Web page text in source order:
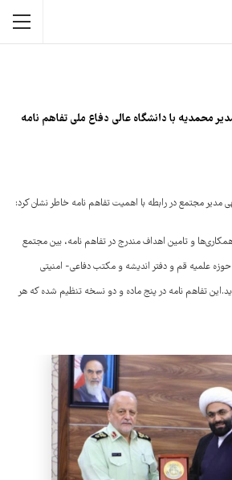
محمدیه با دانشگاه عالی دفاع ملی تفاهم نامه
مدیر مجتمع در رابطه با اهمیت تفاهم نامه خاطر نشان کرد:
و تامین اهداف مندرج در تفاهم نامه، بین مجتمع
علمیه قم و دفتر اندیشه و مکتب دفاعی- امنیتی
تفاهم نامه در پنج ماده و دو نسخه تنظیم شده که هر